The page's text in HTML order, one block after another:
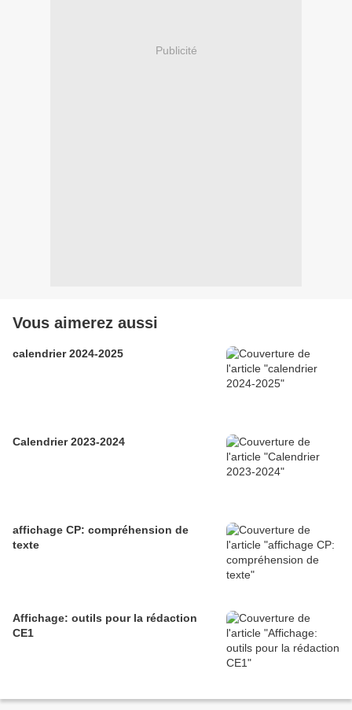
Publicité
Vous aimerez aussi
calendrier 2024-2025
Calendrier 2023-2024
affichage CP: compréhension de
texte
Affichage: outils pour la rédaction
CE1